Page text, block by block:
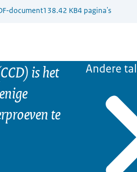
document138.42 KB4 pagina's
is het
te
Andere